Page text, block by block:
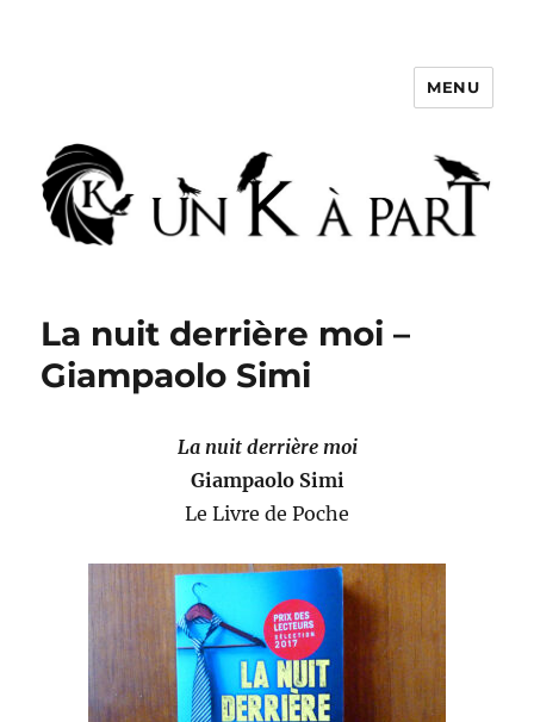
MENU
La nuit derrière moi –
Giampaolo Simi
La nuit derrière moi
Giampaolo Simi
Le Livre de Poche